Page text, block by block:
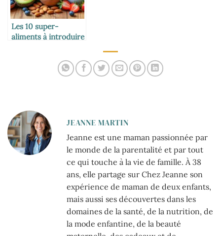
Les 10 super-
aliments à introduire
JEANNE MARTIN
Jeanne est une maman passionnée par
le monde de la parentalité et par tout
ce qui touche à la vie de famille. À 38
ans, elle partage sur Chez Jeanne son
expérience de maman de deux enfants,
mais aussi ses découvertes dans les
domaines de la santé, de la nutrition, de
la mode enfantine, de la beauté